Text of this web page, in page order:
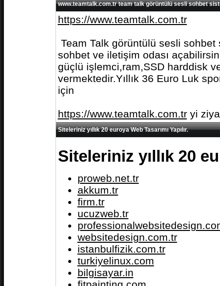
www.teamtalk.com.tr team talk görüntülü sesli sohbet
https://www.teamtalk.com.tr
Team Talk görüntülü sesli
sohbet ve iletişim odası
güçlü işlemci,ram,SSD harddisk
vermektedir.Yıllık 36 Euro Luk
için
https://www.teamtalk.com.tryi
Siteleriniz yıllık 20 euroya Web Tasarımı Yapılır.
Siteleriniz yıllık 20
proweb.net.tr
akkum.tr
firm.tr
ucuzweb.tr
websitedesign.com.tr
istanbulfizik.com.tr
turkiyelinux.com
bilgisayar.in